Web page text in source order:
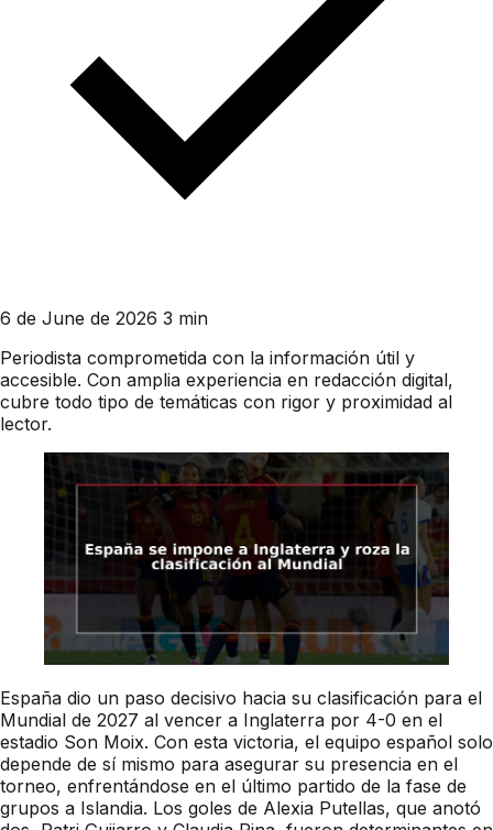
6 de June de 2026 3 min
Periodista comprometida con la información útil y
accesible. Con amplia experiencia en redacción digital,
cubre todo tipo de temáticas con rigor y proximidad al
lector.
España dio un paso decisivo hacia su clasificación para el
Mundial de 2027 al vencer a Inglaterra por 4-0 en el
estadio Son Moix. Con esta victoria, el equipo español solo
depende de sí mismo para asegurar su presencia en el
torneo, enfrentándose en el último partido de la fase de
grupos a Islandia. Los goles de Alexia Putellas, que anotó